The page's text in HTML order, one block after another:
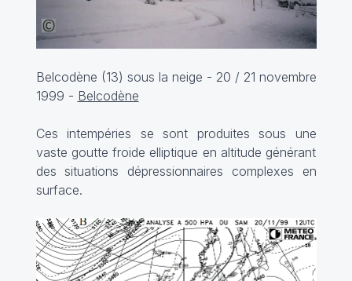
Belcodène (13) sous la neige - 20 / 21 novembre
1999 - Belcodène
Ces intempéries se sont produites sous une
vaste goutte froide elliptique en altitude générant
des situations dépressionnaires complexes en
surface.